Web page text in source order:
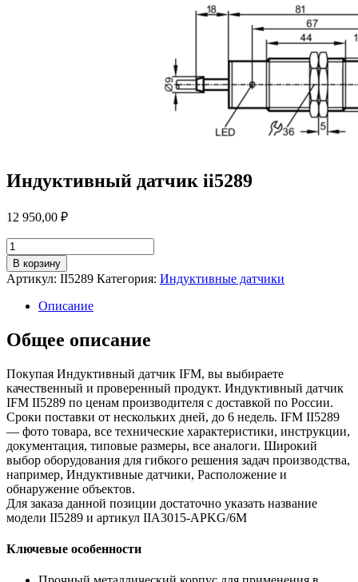
Индуктивный датчик ii5289
12 950,00 ₽
Количество
товара
Индуктивный
датчик
ii5289
В корзину
Артикул: II5289 Категория: Индуктивные датчики
Описание
Общее описание
Покупая Индуктивный датчик IFM, вы выбираете
качественный и проверенный продукт. Индуктивный датчик
IFM II5289 по ценам производителя с доставкой по России.
Сроки поставки от нескольких дней, до 6 недель. IFM II5289
— фото товара, все технические характеристики, инструкции,
документация, типовые размеры, все аналоги. Широкий
выбор оборудования для гибкого решения задач производства,
например, Индуктивные датчики, Расположение и
обнаружение объектов.
Для заказа данной позиции достаточно указать название
модели II5289 и артикул IIA3015-APKG/6M
Ключевые особенности